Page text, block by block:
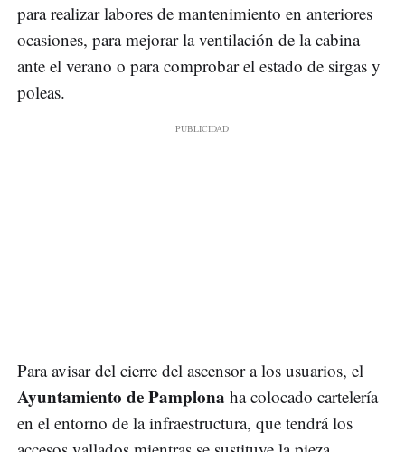
para realizar labores de mantenimiento en anteriores
ocasiones, para mejorar la ventilación de la cabina
ante el verano o para comprobar el estado de sirgas y
poleas.
Para avisar del cierre del ascensor a los usuarios, el
Ayuntamiento de Pamplona ha colocado cartelería
en el entorno de la infraestructura, que tendrá los